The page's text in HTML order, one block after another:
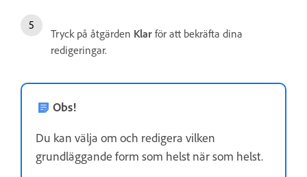
Tryck på åtgärden Klar för att bekräfta dina
redigeringar.
Obs!
Du kan välja om och redigera vilken
grundläggande form som helst när som helst.